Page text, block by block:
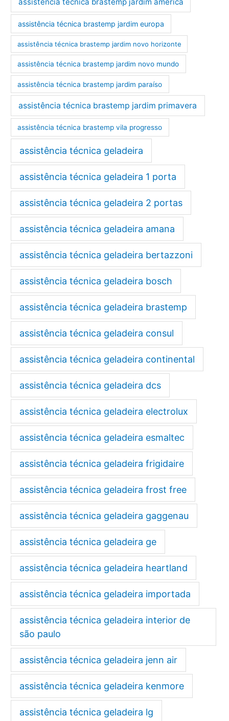
assistência técnica brastemp jardim europa
assistência técnica brastemp jardim novo horizonte
assistência técnica brastemp jardim novo mundo
assistência técnica brastemp jardim paraíso
assistência técnica brastemp jardim primavera
assistência técnica brastemp vila progresso
assistência técnica geladeira
assistência técnica geladeira 1 porta
assistência técnica geladeira 2 portas
assistência técnica geladeira amana
assistência técnica geladeira bertazzoni
assistência técnica geladeira bosch
assistência técnica geladeira brastemp
assistência técnica geladeira consul
assistência técnica geladeira continental
assistência técnica geladeira dcs
assistência técnica geladeira electrolux
assistência técnica geladeira esmaltec
assistência técnica geladeira frigidaire
assistência técnica geladeira frost free
assistência técnica geladeira gaggenau
assistência técnica geladeira ge
assistência técnica geladeira heartland
assistência técnica geladeira importada
assistência técnica geladeira interior de
são paulo
assistência técnica geladeira jenn air
assistência técnica geladeira kenmore
assistência técnica geladeira lg